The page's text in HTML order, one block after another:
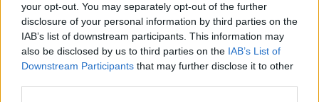
your opt-out. You may separately opt-out of the further
disclosure of your personal information by third parties on the
IAB’s list of downstream participants. This information may
also be disclosed by us to third parties on the IAB’s List of
Downstream Participants that may further disclose it to other
BASSO SARCA – LEDRO
Una nuova mega funivia Riva-Ledro: per la
Provincia si fa con i soldi del Recovery
PAOLA MALCOTTI
24 NOVEMBRE 2020